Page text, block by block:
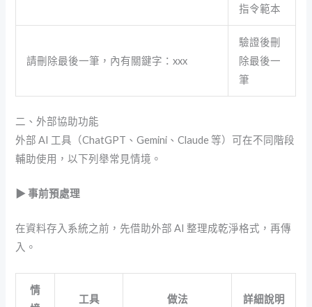
指令範本
請刪除最後一筆，內有關鍵字：xxx
驗證後刪
除最後一
筆
二、外部協助功能
外部 AI 工具（ChatGPT、Gemini、Claude 等）可在不同階段
輔助使用，以下列舉常見情境。
▶ 事前預處理
在資料存入系統之前，先借助外部 AI 整理成乾淨格式，再傳
入。
情
工具 做法 詳細說明